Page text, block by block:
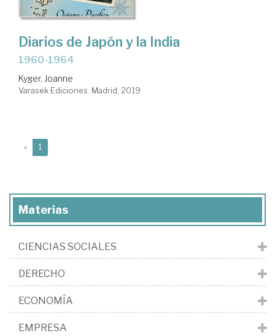
Diarios de Japón y la India
1960-1964
Kyger, Joanne
Varasek Ediciones. Madrid, 2019
« 1
Materias
CIENCIAS SOCIALES
DERECHO
ECONOMÍA
EMPRESA